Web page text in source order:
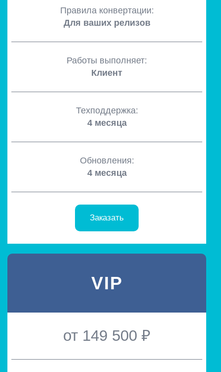
Правила конвертации:
Для ваших релизов
Работы выполняет:
Клиент
Техподдержка:
4 месяца
Обновления:
4 месяца
Заказать
VIP
от 149 500 ₽